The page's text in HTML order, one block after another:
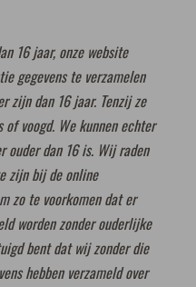
16 jaar, onze website
gegevens te verzamelen
zijn dan 16 jaar. Tenzij ze
voogd. We kunnen echter
ouder dan 16 is. Wij raden
zijn bij de online
zo te voorkomen dat er
worden zonder ouderlijke
bent dat wij zonder die
hebben verzameld over